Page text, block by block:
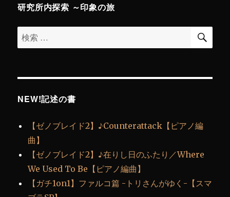
企
研究所内探索 ～印象の旅
検
索
象:
検
NEW!記述の書
【ゼノブレイド2】♪Counterattack【ピアノ編
曲】
【ゼノブレイド2】♪在りし日のふたり／Where
We Used To Be【ピアノ編曲】
【ガチ1on1】ファルコ篇 -トリさんがゆく-【スマ